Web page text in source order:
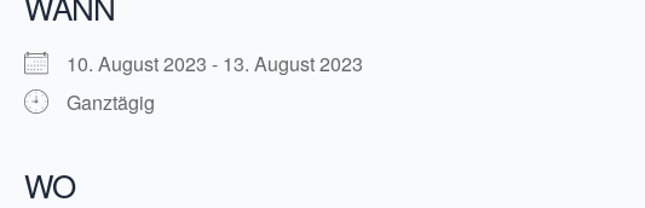
10. August 2023 - 13. August 2023
Ganztägig
WO